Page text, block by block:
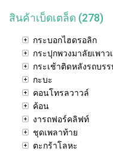
สินค้าเบ็ดเตล็ด (278)
กระบอกไฮดรอลิก
กระปุกพวงมาลัยเพาว
กระเช้าติดหลังรถบร
กะบะ
คอนโทรลวาวล์
ค้อน
งารถฟอร์คลิฟท์
ชุดเพลาท้าย
ตะกร้าโลหะ